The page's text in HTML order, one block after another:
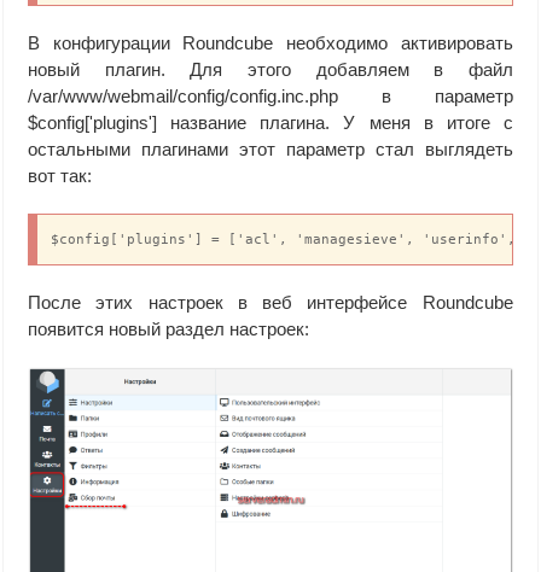
В конфигурации Roundcube необходимо активировать
новый плагин. Для этого добавляем в файл
/var/www/webmail/config/config.inc.php в параметр
$config['plugins'] название плагина. У меня в итоге с
остальными плагинами этот параметр стал выглядеть
вот так:
$config['plugins'] = ['acl', 'managesieve', 'userinfo',
После этих настроек в веб интерфейсе Roundcube
появится новый раздел настроек: